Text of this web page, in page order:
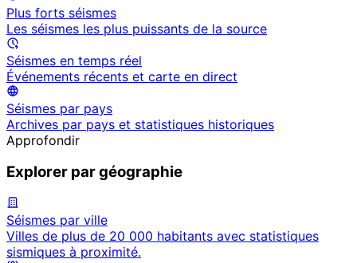
Plus forts séismes
Les séismes les plus puissants de la source
Séismes en temps réel
Événements récents et carte en direct
Séismes par pays
Archives par pays et statistiques historiques
Approfondir
Explorer par géographie
Séismes par ville
Villes de plus de 20 000 habitants avec statistiques
sismiques à proximité.